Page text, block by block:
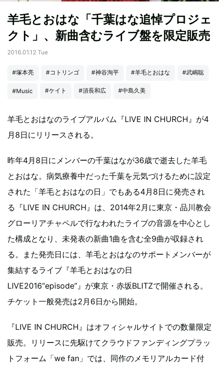
羊毛とおはな「千葉はな追悼プロジェ
クト」、新曲含むライブ盤を限定販売
2016.01.12 Tue
#塚本亮 #コトリンゴ #神谷洵平 #羊毛とおはな #武嶋聡
#Music #ケイト #須長和広 #中島久美
羊毛とおはなのライブアルバム『LIVE IN CHURCH』が4
月8日にリリースされる。
昨年4月8日にメンバーの千葉はなが36歳で逝去した羊毛
とおはな。病気療養中だった千葉を元気づけるために設定
された「羊毛とおはなの日」でもある4月8日に発売され
る『LIVE IN CHURCH』は、2014年2月に東京・品川教会
グローリアチャペルで行なわれたライブの音源を中心とし
た構成となり、未発表の新曲1曲を含む全9曲が収録され
る。また発売日には、羊毛とおはなのサポートメンバーが
集結するライブ『羊毛とおはなの日
LIVE2016“episode”』が東京・赤坂BLITZで開催される。
チケット一般発売は2月6日から開始。
『LIVE IN CHURCH』はオフィシャルサイトでの数量限定
販売。リリースに先駆けてクラウドファンディングプラッ
トフォーム「we fan」では、同作のメモリアルカード付